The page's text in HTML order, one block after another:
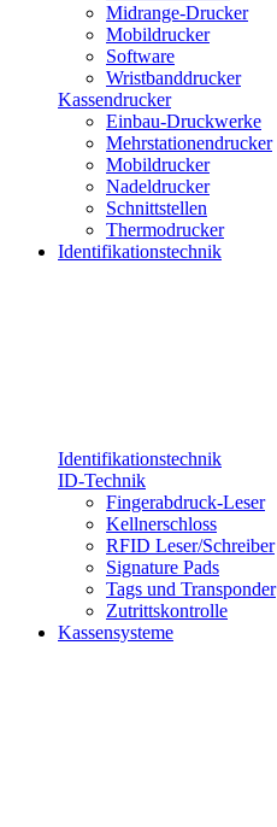
Midrange-Drucker
Mobildrucker
Software
Wristbanddrucker
Kassendrucker
Einbau-Druckwerke
Mehrstationendrucker
Mobildrucker
Nadeldrucker
Schnittstellen
Thermodrucker
Identifikationstechnik
Identifikationstechnik
ID-Technik
Fingerabdruck-Leser
Kellnerschloss
RFID Leser/Schreiber
Signature Pads
Tags und Transponder
Zutrittskontrolle
Kassensysteme